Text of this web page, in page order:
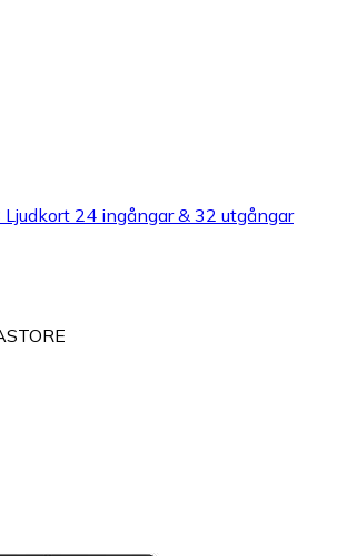
24 ingångar & 32 utgångar